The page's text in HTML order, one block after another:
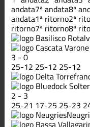
andata7ª andata8ª
andata1ª ritorno2ª
ritorno7ª ritorno8ª
3 -0
25-12 25-12 25-12
2 - 3
25-21 17-25 25-23